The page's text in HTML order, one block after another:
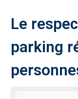
Le
parking